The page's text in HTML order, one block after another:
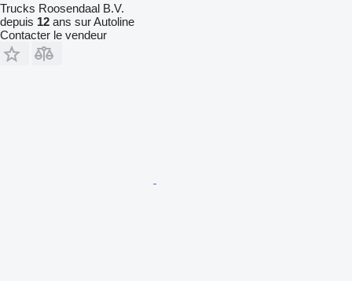
Trucks Roosendaal B.V.
depuis 12 ans sur Autoline
Contacter le vendeur